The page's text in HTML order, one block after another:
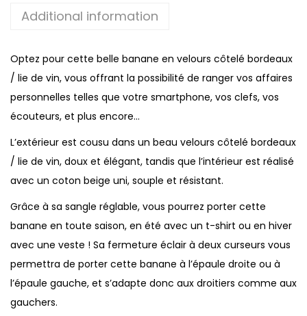
L
o
n
i
e
-
d
e
a
u
x
q
Additional information
Optez pour cette belle banane en velours côtelé bordeaux
/ lie de vin, vous offrant la possibilité de ranger vos affaires
personnelles telles que votre smartphone, vos clefs, vos
écouteurs, et plus encore…
L’extérieur est cousu dans un beau velours côtelé bordeaux
/ lie de vin, doux et élégant, tandis que l’intérieur est réalisé
avec un coton beige uni, souple et résistant.
Grâce à sa sangle réglable, vous pourrez porter cette
banane en toute saison, en été avec un t-shirt ou en hiver
avec une veste ! Sa fermeture éclair à deux curseurs vous
permettra de porter cette banane à l’épaule droite ou à
l’épaule gauche, et s’adapte donc aux droitiers comme aux
gauchers.